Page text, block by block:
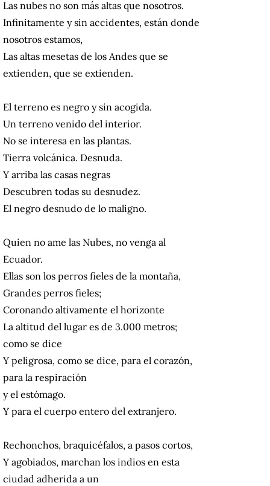
Las nubes no son más altas que nosotros.
Infinitamente y sin accidentes, están donde
nosotros estamos,
Las altas mesetas de los Andes que se
extienden, que se extienden.
El terreno es negro y sin acogida.
Un terreno venido del interior.
No se interesa en las plantas.
Tierra volcánica. Desnuda.
Y arriba las casas negras
Descubren todas su desnudez.
El negro desnudo de lo maligno.
Quien no ame las Nubes, no venga al
Ecuador.
Ellas son los perros fieles de la montaña,
Grandes perros fieles;
Coronando altivamente el horizonte
La altitud del lugar es de 3.000 metros;
como se dice
Y peligrosa, como se dice, para el corazón,
para la respiración
y el estómago.
Y para el cuerpo entero del extranjero.
Rechonchos, braquicéfalos, a pasos cortos,
Y agobiados, marchan los indios en esta
ciudad adherida a un